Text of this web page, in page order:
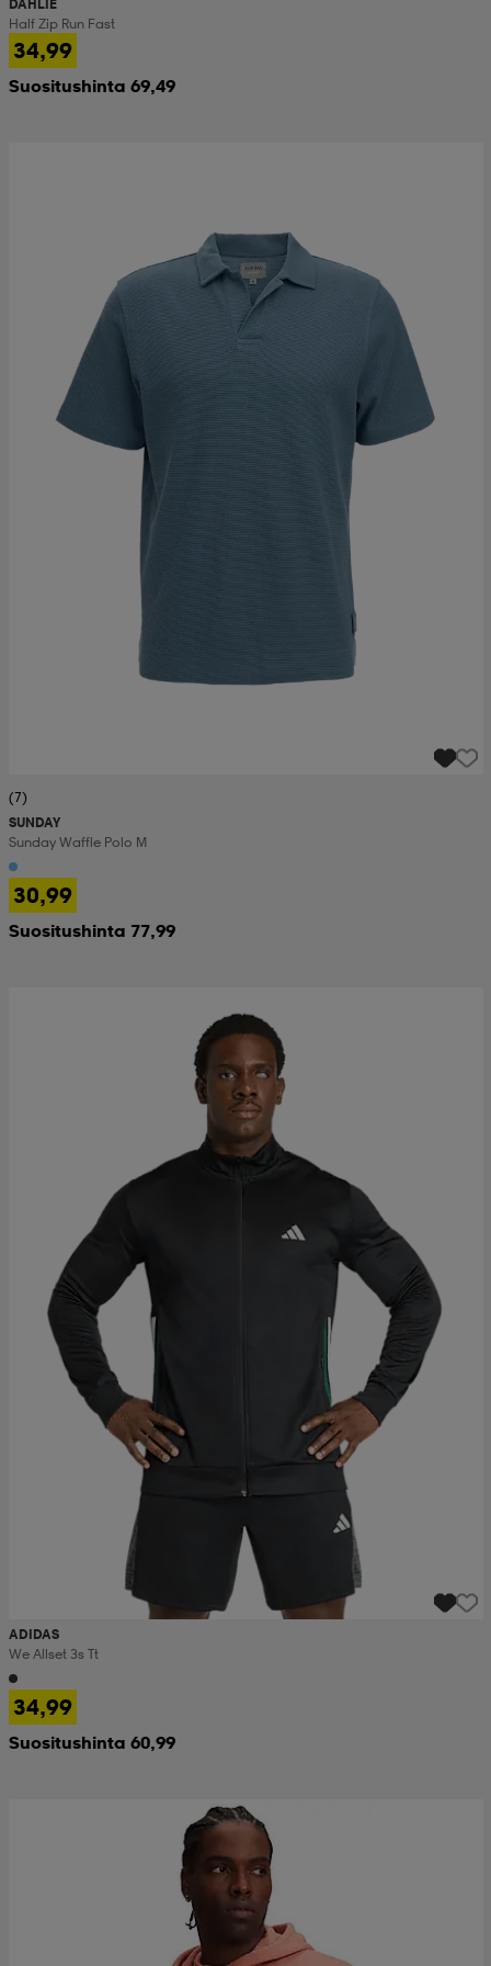
DAHLIE
Half Zip Run Fast
34,99
Suositushinta 69,49
(7)
SUNDAY
Sunday Waffle Polo M
30,99
Suositushinta 77,99
ADIDAS
We Allset 3s Tt
34,99
Suositushinta 60,99